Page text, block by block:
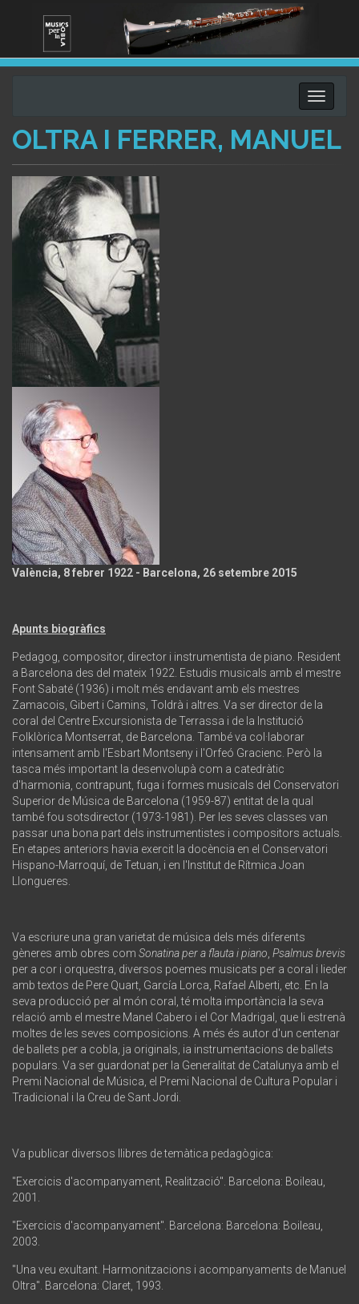
Toggle
OLTRA I FERRER, MANUEL
València, 8 febrer 1922 - Barcelona, 26 setembre 2015
Apunts biogràfics
Pedagog, compositor, director i instrumentista de piano. Resident
a Barcelona des del mateix 1922. Estudis musicals amb el mestre
Font Sabaté (1936) i molt més endavant amb els mestres
Zamacois, Gibert i Camins, Toldrà i altres. Va ser director de la
coral del Centre Excursionista de Terrassa i de la Institució
Folklòrica Montserrat, de Barcelona. També va col·laborar
intensament amb l'Esbart Montseny i l'Orfeó Gracienc. Però la
tasca més important la desenvolupà com a catedràtic
d'harmonia, contrapunt, fuga i formes musicals del Conservatori
Superior de Música de Barcelona (1959-87) entitat de la qual
també fou sotsdirector (1973-1981). Per les seves classes van
passar una bona part dels instrumentistes i compositors actuals.
En etapes anteriors havia exercit la docència en el Conservatori
Hispano-Marroquí, de Tetuan, i en l'Institut de Rítmica Joan
Llongueres.
Va escriure una gran varietat de música dels més diferents
gèneres amb obres com Sonatina per a flauta i piano Psalmus brevis
per a cor i orquestra, diversos poemes musicats per a coral i lieder
amb textos de Pere Quart, García Lorca, Rafael Alberti, etc. En la
seva producció per al món coral, té molta importància la seva
relació amb el mestre Manel Cabero i el Cor Madrigal, que li estrenà
moltes de les seves composicions. A més és autor d'un centenar
de ballets per a cobla, ja originals, ia instrumentacions de ballets
populars. Va ser guardonat per la Generalitat de Catalunya amb el
Premi Nacional de Música, el Premi Nacional de Cultura Popular i
Tradicional i la Creu de Sant Jordi.
Va publicar diversos llibres de temàtica pedagògica:
"Exercicis d'acompanyament, Realització". Barcelona: Boileau,
2001.
"Exercicis d'acompanyament". Barcelona: Barcelona: Boileau,
2003.
"Una veu exultant. Harmonitzacions i acompanyaments de Manuel
Oltra". Barcelona: Claret, 1993.